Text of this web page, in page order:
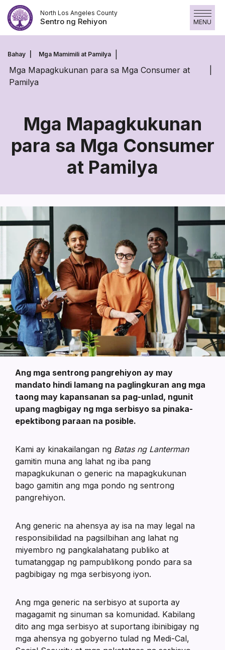
Laktawan
ang
nilalaman
North Los Angeles County
Sentro ng Rehiyon MENU
Bahay Mga Mamimili at Pamilya
Mga Mapagkukunan para sa Mga Consumer at
Pamilya
Mga Mapagkukunan
para sa Mga Consumer
at Pamilya
Mga
Mapagkukunan
para
Consumer
at
Pamilya
Ang mga sentrong pangrehiyon ay may
mandato hindi lamang na paglingkuran ang mga
taong may kapansanan sa pag-unlad, ngunit
upang magbigay ng mga serbisyo sa pinaka-
epektibong paraan na posible.
Kami ay kinakailangan ng Batas ng Lanterman
gamitin muna ang lahat ng iba pang
mapagkukunan o generic na mapagkukunan
bago gamitin ang mga pondo ng sentrong
pangrehiyon.
Ang generic na ahensya ay isa na may legal na
responsibilidad na pagsilbihan ang lahat ng
miyembro ng pangkalahatang publiko at
tumatanggap ng pampublikong pondo para sa
pagbibigay ng mga serbisyong iyon.
Ang mga generic na serbisyo at suporta ay
magagamit ng sinuman sa komunidad. Kabilang
dito ang mga serbisyo at suportang ibinibigay ng
mga ahensya ng gobyerno tulad ng Medi-Cal,